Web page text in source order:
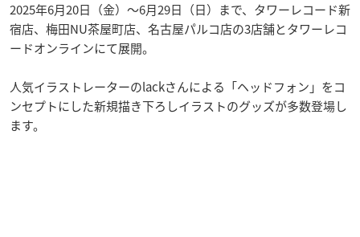
2025年6月20日（金）〜6月29日（日）まで、タワーレコード新
宿店、梅田NU茶屋町店、名古屋パルコ店の3店舗とタワーレコ
ードオンラインにて展開。
人気イラストレーターのlackさんによる「ヘッドフォン」をコ
ンセプトにした新規描き下ろしイラストのグッズが多数登場し
ます。